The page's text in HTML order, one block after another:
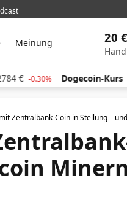
Meinung 20
€ -0.30% Dogecoin-Kurs
Zentralbank-Coin in Stellung –